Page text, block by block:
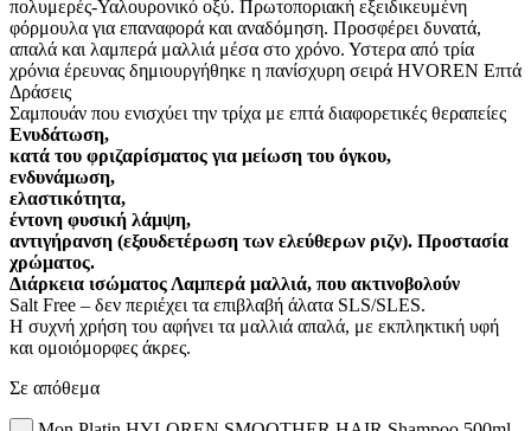
πολυμερές-Υαλουρονικό οξύ. Πρωτοποριακή εξειδικευμένη
φόρμουλα για επαναφορά και αναδόμηση. Προσφέρει δυνατά,
απαλά και λαμπερά μαλλιά μέσα στο χρόνο. Υστερα από τρία
χρόνια έρευνας δημιουργήθηκε η πανίσχυρη σειρά HVOREN Επτά
Δράσεις
Σαμπουάν που ενισχύει την τρίχα με επτά διαφορετικές θεραπείες
Ενυδάτωση,
κατά του φριζαρίσματος για μείωση του όγκου,
ενδυνάμωση,
ελαστικότητα,
έντονη φυσική λάμψη,
αντιγήρανση (εξουδετέρωση των ελεύθερων ριζν). Προστασία
χρώματος.
Διάρκεια ισώματος Λαμπερά μαλλιά, που ακτινοβολούν
Salt Free – δεν περιέχει τα επιβλαβή άλατα SLS/SLES.
H συχνή χρήση του αφήνει τα μαλλιά απαλά, με εκπληκτική υφή
και ομοιόμορφες άκρες.
Σε απόθεμα